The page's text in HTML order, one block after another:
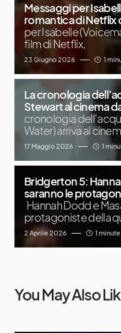
Messaggi per
romantica di Netflix
per Isabelle
film di Netflix,
23 Giugno 2026 1
La cronologia
Stewart al cinema
cronologia
Water) arriva al
17 Maggio 2026 1
Bridgerton 5:
saranno le
Hannah Dodd e
protagoniste della
2 Aprile 2026 1
You May Also